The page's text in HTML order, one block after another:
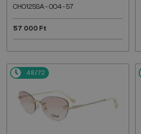
CH0125SA - 004 - 57
57 000 Ft
48/72